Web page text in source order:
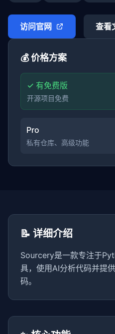
访问官网 查看
💰 价格方案
✓ 有免费版
开源项目免费
Pro
私有仓库、高级功能
📝 详细介绍
Sourcery是一款专注于
具，使用AI分析代码并提
码。